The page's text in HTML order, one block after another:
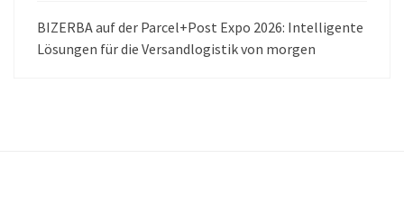
BIZERBA auf der Parcel+Post Expo 2026: Intelligente
Lösungen für die Versandlogistik von morgen